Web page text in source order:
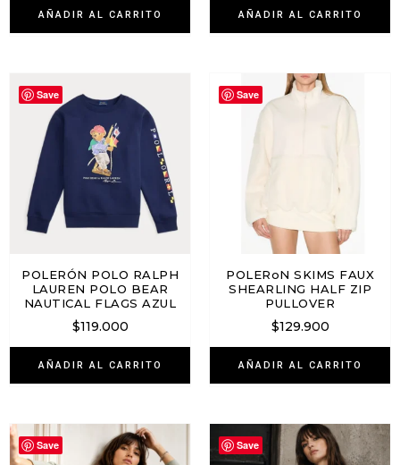
AÑADIR AL CARRITO AÑADIR AL CARRITO
Save
POLERÓN POLO RALPH
LAUREN POLO BEAR
NAUTICAL FLAGS AZUL
$119.000
AÑADIR AL CARRITO
Save
POLERoN SKIMS FAUX
SHEARLING HALF ZIP
PULLOVER
$129.900
AÑADIR AL CARRITO
Save Save